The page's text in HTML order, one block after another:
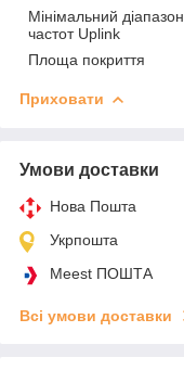
Мінімальний діапазон
частот Uplink
Площа покриття
Приховати
Умови доставки
Нова Пошта
Укрпошта
Meest ПОШТА
Всі умови доставки